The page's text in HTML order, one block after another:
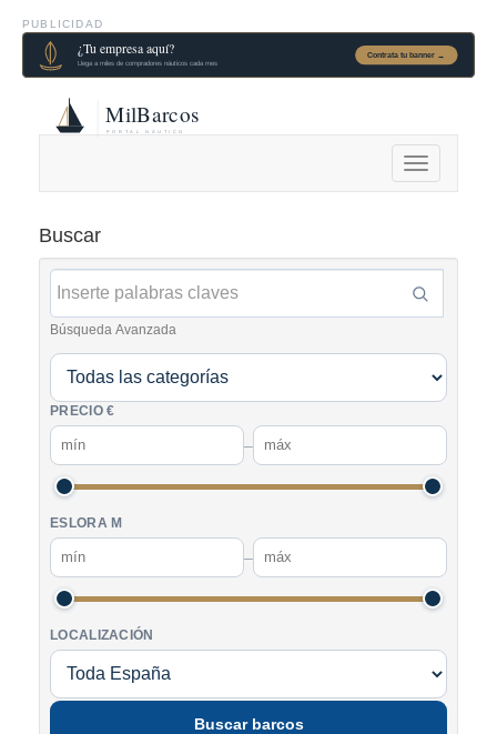
PUBLICIDAD
Alternar
navegación
Buscar
Búsqueda Avanzada
PRECIO €
–
ESLORA M
–
LOCALIZACIÓN
Buscar barcos